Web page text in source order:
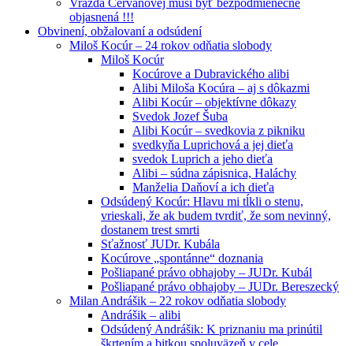
objasnená !!!
Obvinení, obžalovaní a odsúdení
Miloš Kocúr – 24 rokov odňatia slobody
Miloš Kocúr
Kocúrove a Dubravického alibi
Alibi Miloša Kocúra – aj s dôkazmi
Alibi Kocúr – objektívne dôkazy
Svedok Jozef Šuba
Alibi Kocúr – svedkovia z pikniku
svedkyňa Luprichová a jej dieťa
svedok Luprich a jeho dieťa
Alibi – súdna zápisnica, Haláchy
Manželia Daňoví a ich dieťa
Odsúdený Kocúr: Hlavu mi tĺkli o stenu,
vrieskali, že ak budem tvrdiť, že som nevinný,
dostanem trest smrti
Sťažnosť JUDr. Kubála
Kocúrove „spontánne“ doznania
Pošliapané právo obhajoby – JUDr. Kubál
Pošliapané právo obhajoby – JUDr. Bereszecký
Milan Andrášik – 22 rokov odňatia slobody
Andrášik – alibi
Odsúdený Andrášik: K priznaniu ma prinútil
škrtením a bitkou spoluväzeň v cele